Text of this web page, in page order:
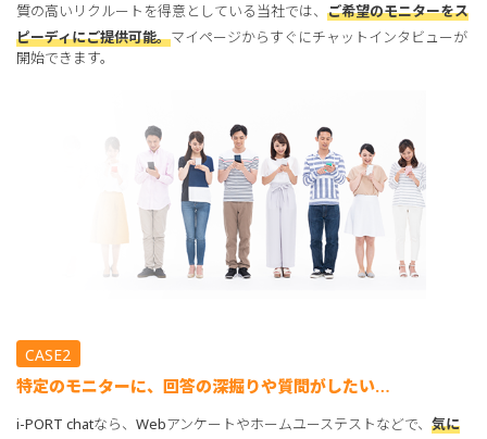
質の高いリクルートを得意としている当社では、 ご希望のモニターをス
ピーディにご提供可能。マイページからすぐにチャットインタビューが
開始できます。
CASE2
特定のモニターに、回答の深掘りや質問がしたい…
i-PORT chatなら、Webアンケートやホームユーステストなどで、 気に